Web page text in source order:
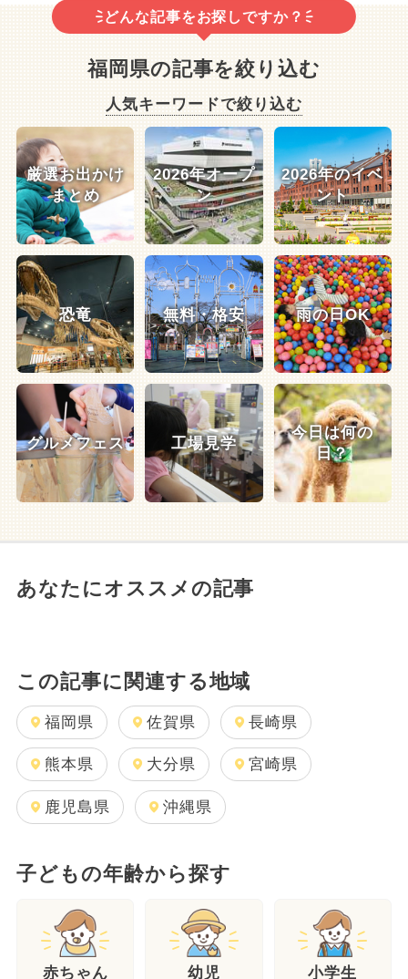
どんな記事をお探しですか？
福岡県の記事を絞り込む
人気キーワードで絞り込む
厳選お出かけ
まとめ
2026年オープ
ン
2026年のイベ
ント
恐竜 無料・格安 雨の日OK
グルメフェス 工場見学
今日は何の
日？
あなたにオススメの記事
この記事に関連する地域
福岡県 佐賀県 長崎県
熊本県 大分県 宮崎県
鹿児島県 沖縄県
子どもの年齢から探す
赤ちゃん 幼児 小学生